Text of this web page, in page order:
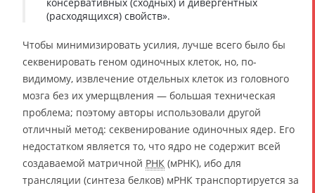
(расходящихся) свойств».
Чтобы минимизировать усилия, лучше всего было бы
секвенировать геном одиночных клеток, но, по-
видимому, извлечение отдельных клеток из головного
мозга без их умерщвления — большая техническая
проблема; поэтому авторы использовали другой
отличный метод: секвенирование одиночных ядер. Его
недостатком является то, что ядро не содержит всей
создаваемой матричной РНК (мРНК), ибо для
трансляции (синтеза белков) мРНК транспортируется за